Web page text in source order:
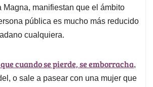
Magna, manifiestan que el ámbito
pública es mucho más reducido
cualquiera.
cuando se pierde, se emborracha,
o sale a pasear con una mujer que